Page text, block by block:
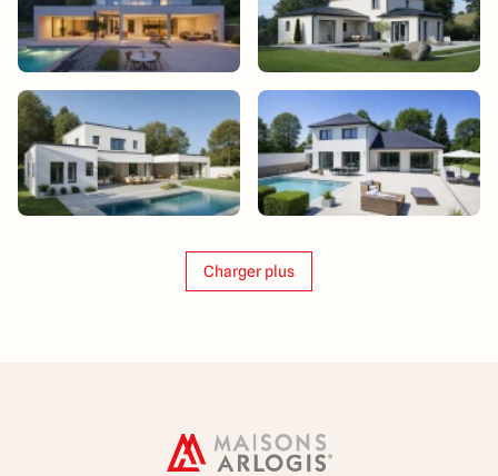
Charger plus